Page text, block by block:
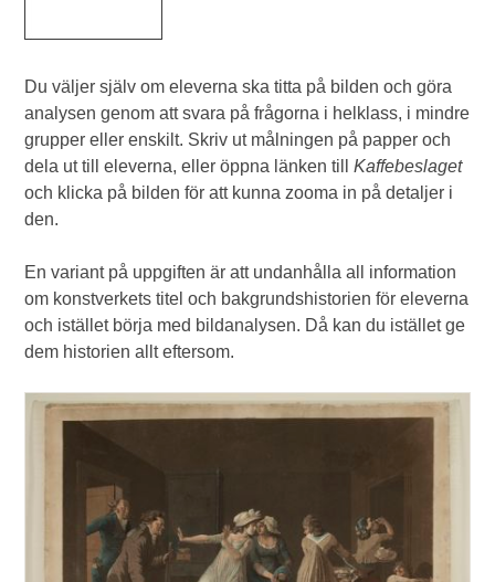
Du väljer själv om eleverna ska titta på bilden och göra
analysen genom att svara på frågorna i helklass, i mindre
grupper eller enskilt. Skriv ut målningen på papper och
dela ut till eleverna, eller öppna länken tillKaffebeslaget
och klicka på bilden för att kunna zooma in på detaljer i
den.
En variant på uppgiften är att undanhålla all information
om konstverkets titel och bakgrundshistorien för eleverna
och istället börja med bildanalysen. Då kan du istället ge
dem historien allt eftersom.